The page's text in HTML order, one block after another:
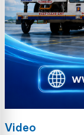
Video